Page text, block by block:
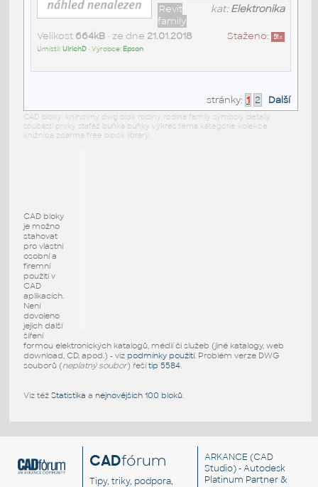
kat:Elektronika
Revit
family
Staženo: 51x
Velikost 664kB• ze dne 21.01.2018
Umístil:UlrichD• Výrobce: Epson
stránky: 1 2 Další
CAD bloky: knihovny dwg blok rodiny rodina family symboly detaily
součásti prvky stafáž buňka buňky výkres téma kategorie kolekce
knižnica zdarma free block library
CAD bloky
je možno
stahovat
pro vlastní
osobní a
firemní
použití v
CAD
aplikacích.
Není
dovoleno
jejich další
šíření
formou elektronických katalogů, médií či služeb (jiné katalogy, web
download, CD, apod.) - viz podmínky použití. Problém verze DWG
souborů (neplatný soubor) řešítip 5584.
Viz též Statistika a nejnovějších 100 bloků.
CADfórum
Tipy, triky, podpora,
ARKANCE (CAD
Studio) - Autodesk
Platinum Partner &